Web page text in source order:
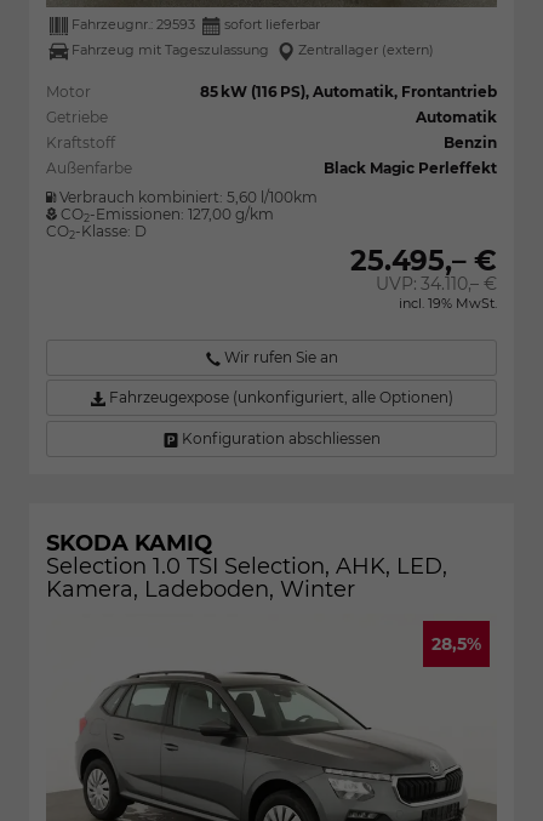
Fahrzeugnr.: 29593
sofort lieferbar
Fahrzeug mit Tageszulassung
Zentrallager (extern)
Motor
85 kW (116 PS), Automatik, Frontantrieb
Getriebe
Automatik
Kraftstoff
Benzin
Außenfarbe
Black Magic Perleffekt
Verbrauch kombiniert: 5,60 l/100km
CO2-Emissionen: 127,00 g/km
CO2-Klasse: D
25.495,– €
UVP:34.110,– €
incl. 19% MwSt.
Wir rufen Sie an
Fahrzeugexpose (unkonfiguriert, alle Optionen)
Konfiguration abschliessen
SKODA KAMIQ
Selection 1.0 TSI Selection, AHK, LED,
Kamera, Ladeboden, Winter
28,5%